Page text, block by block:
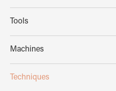
Tools
Machines
Techniques